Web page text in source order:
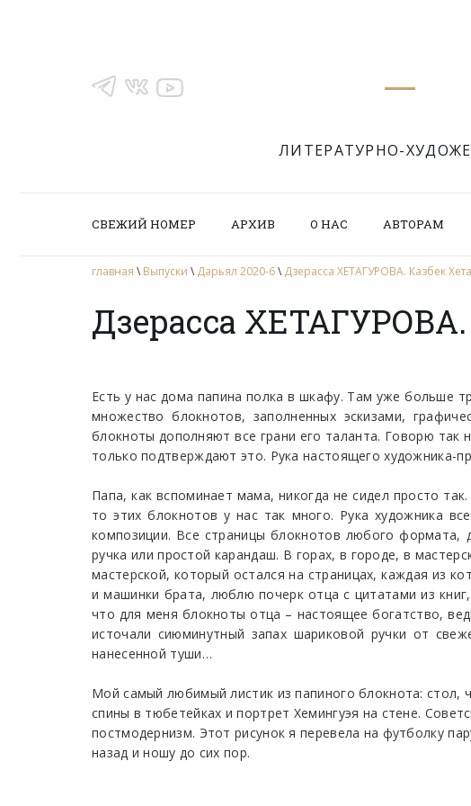
ЛИТЕРАТУРНО-
СВЕЖИЙ НОМЕР АРХИВ О НАС АВТОРАМ
главная \ Выпуски \ Дарьял 2020-6\ Дзерасса ХЕТАГУРОВА. Казбек
Дзерасса
Есть у нас дома папина полка в шкафу. Там уже больше
множество блокнотов, заполненных эскизами,
блокноты дополняют все грани его таланта. Говорю
только подтверждают это. Рука настоящего художника-
Папа, как вспоминает мама, никогда не сидел просто
то этих блокнотов у нас так много. Рука художника
композиции. Все страницы блокнотов любого
ручка или простой карандаш. В горах, в городе, в
мастерской, который остался на страницах, каждая из
и машинки брата, люблю почерк отца с цитатами из
что для меня блокноты отца – настоящее богатство,
источали сиюминутный запах шариковой ручки от
нанесенной туши…
Мой самый любимый листик из папиного блокнота: стол,
спины в тюбетейках и портрет Хемингуэя на стене.
постмодернизм. Этот рисунок я перевела на футболку
назад и ношу до сих пор.